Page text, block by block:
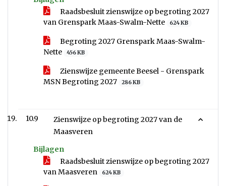
Raadsbesluit zienswijze op begroting 2027
van Grenspark Maas-Swalm-Nette
624 KB
Begroting 2027 Grenspark Maas-Swalm-
Nette
456 KB
Zienswijze gemeente Beesel - Grenspark
MSN Begroting 2027
286 KB
10.9
Zienswijze op begroting 2027 van de
Maasveren
Bijlagen
Raadsbesluit zienswijze op begroting 2027
van Maasveren
624 KB